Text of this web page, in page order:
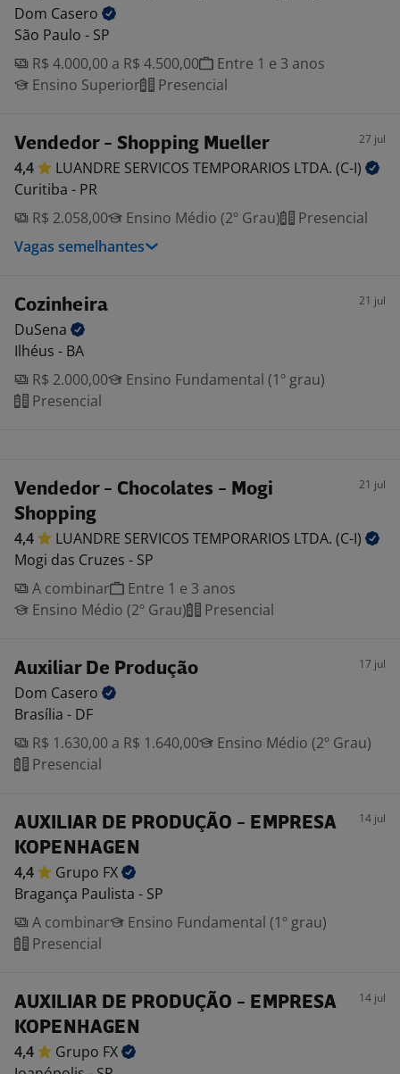
Dom Casero
São Paulo - SP
R$ 4.000,00 a R$ 4.500,00
Entre 1 e 3 anos
Ensino Superior
Presencial
Vendedor - Shopping Mueller 27 jul
4,4 LUANDRE SERVICOS TEMPORARIOS LTDA. (C-I)
Curitiba - PR
R$ 2.058,00
Ensino Médio (2º Grau)
Presencial
Vagas semelhantes
Cozinheira 21 jul
DuSena
Ilhéus - BA
R$ 2.000,00
Ensino Fundamental (1º grau)
Presencial
Vendedor - Chocolates - Mogi
Shopping
21 jul
4,4 LUANDRE SERVICOS TEMPORARIOS LTDA. (C-I)
Mogi das Cruzes - SP
A combinar
Entre 1 e 3 anos
Ensino Médio (2º Grau)
Presencial
Auxiliar De Produção 17 jul
Dom Casero
Brasília - DF
R$ 1.630,00 a R$ 1.640,00
Ensino Médio (2º Grau)
Presencial
AUXILIAR DE PRODUÇÃO - EMPRESA
KOPENHAGEN
14 jul
4,4 Grupo FX
Bragança Paulista - SP
A combinar
Ensino Fundamental (1º grau)
Presencial
AUXILIAR DE PRODUÇÃO - EMPRESA
KOPENHAGEN
14 jul
4,4 Grupo FX